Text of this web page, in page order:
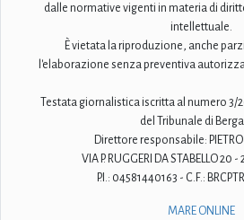
dalle normative vigenti in materia di
intellettuale.
È vietata la riproduzione, anche
l'elaborazione senza preventiva
Testata giornalistica iscritta al numero 3/
del Tribunale di
Direttore responsabile: PIETRO
VIA P. RUGGERI DA STABELLO 20
P.I.: 04581440163 - C.F.:
MARE ONLINE